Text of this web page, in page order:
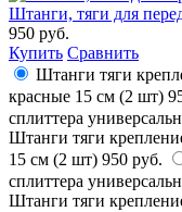
Штанги, тяги для
950 руб.
Купить Сравнить
Штанги тяги
красные 15 см (2 шт)
сплиттера
Штанги тяги
15 см (2 шт) 950 руб.
сплиттера
Штанги тяги